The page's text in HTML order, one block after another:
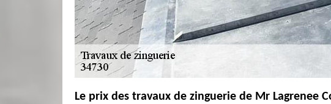
Le prix des travaux de zinguerie de Mr Lagrenee